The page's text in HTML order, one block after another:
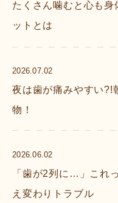
たくさん噛むと心も身
ットとは
2026.07.02
夜は歯が痛みやすい?!
物！
2026.06.02
「歯が2列に…」これ
え変わりトラブル